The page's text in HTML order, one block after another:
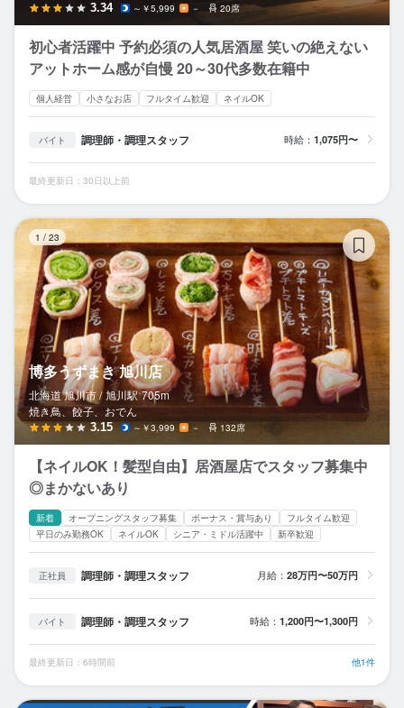
3.34 ～￥5,999 － 20席
初心者活躍中 予約必須の人気居酒屋 笑いの絶えない
アットホーム感が自慢 20～30代多数在籍中
個人経営 小さなお店 フルタイム歓迎 ネイルOK
バイト 調理師・調理スタッフ 時給： 1,075円〜
最終更新日：30日以上前
1 / 23
博多うずまき 旭川店
北海道 旭川市 / 旭川駅 705m
焼き鳥、餃子、おでん
3.15 ～￥3,999 － 132席
【ネイルOK！髪型自由】居酒屋店でスタッフ募集中
◎まかないあり
新着 オープニングスタッフ募集 ボーナス・賞与あり
フルタイム歓迎
平日のみ勤務OK
ネイルOK シニア・ミドル活躍中 新卒歓迎
正社員 調理師・調理スタッフ 月給： 28万円〜50万円
バイト 調理師・調理スタッフ 時給： 1,200円〜1,300円
最終更新日：6時間前 他1件